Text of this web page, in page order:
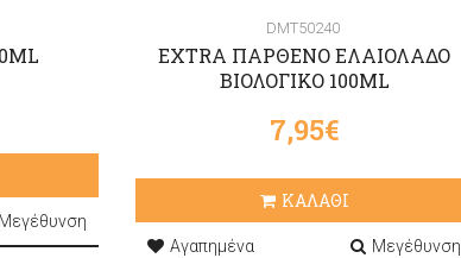
Μεγέθυνση
DMT50240
EXTRA ΠΑΡΘΕΝΟ ΕΛΑΙΟΛΑΔΟ
ΒΙΟΛΟΓΙΚΟ 100ML
7,95€
ΚΑΛΑΘΙ
Αγαπημένα Μεγέθυνση